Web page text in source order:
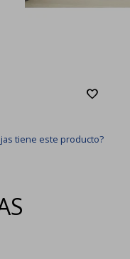
tiene este producto?